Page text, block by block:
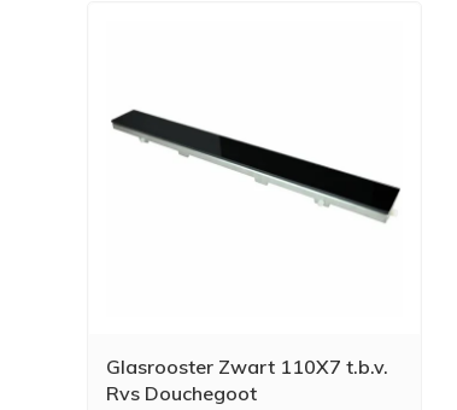
Glasrooster Zwart 110X7 t.b.v.
Rvs Douchegoot